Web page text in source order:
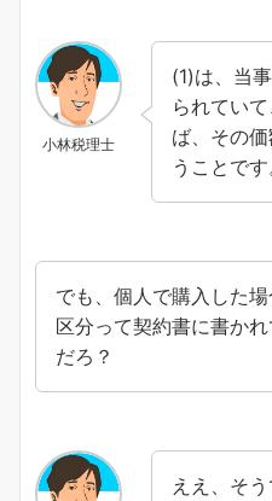
小林税理士
(1)は、当
られてい
ば、その
うことです
でも、個人で購入した
区分って契約書に書か
だろ？
ええ、そ